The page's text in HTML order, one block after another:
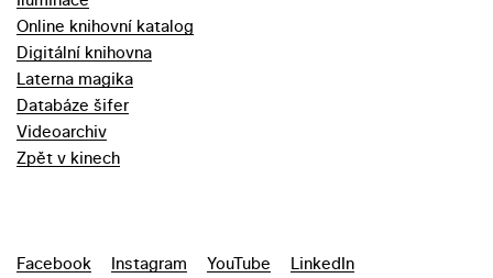
Online knihovní katalog
Digitální knihovna
Laterna magika
Databáze šifer
Videoarchiv
Zpět v kinech
Facebook Instagram YouTube LinkedIn